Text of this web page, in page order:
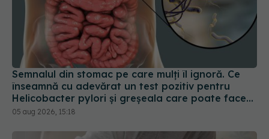
Semnalul din stomac pe care mulți îl ignoră. Ce
înseamnă cu adevărat un test pozitiv pentru
Helicobacter pylori și greșeala care poate face
tratamentul mult mai dificil
05 aug 2026, 15:18